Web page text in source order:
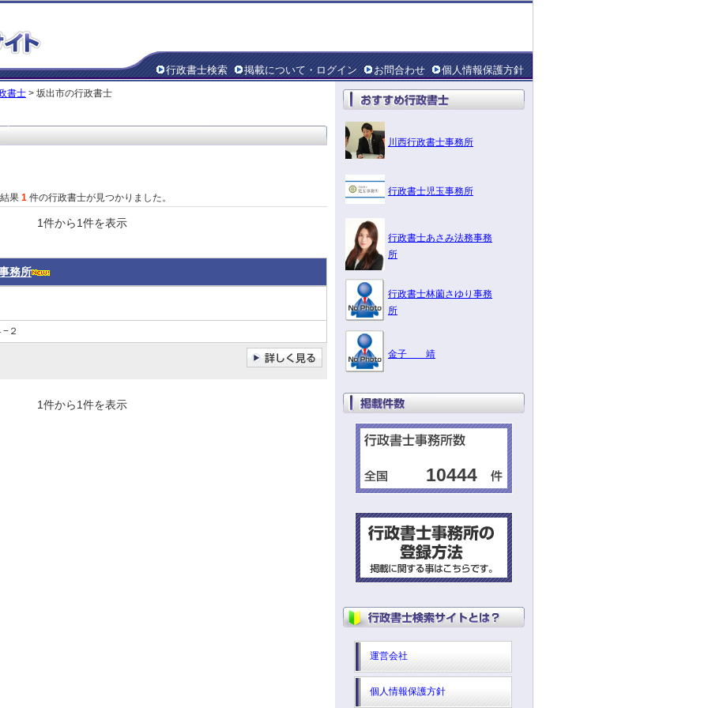
行政書士検索 掲載について・ログイン お問合わせ 個人情報保護方針
書士 > 坂出市の行政書士
果 1 件の行政書士が見つかりました。
1件から1件を表示
務所
２
1件から1件を表示
川西行政書士事務所
行政書士児玉事務所
行政書士あさみ法務事務
所
行政書士林薗さゆり事務
所
金子 靖
10444
運営会社
個人情報保護方針